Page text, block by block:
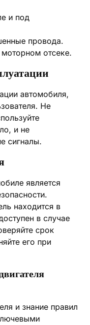
и под
провода.
отсеке.
автомобиля,
Не
и не
сигналы.
является
находится в
в случае
срок
его при
и знание правил